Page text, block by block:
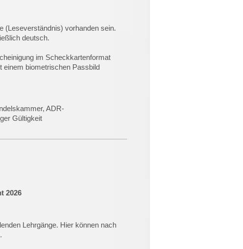
(Leseverständnis) vorhanden sein.
deutsch.
im Scheckkartenformat
biometrischen Passbild
ADR-
Gültigkeit
2026
Lehrgänge. Hier können nach